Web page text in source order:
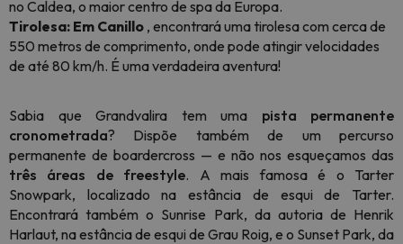
no Caldea, o maior centro de spa da Europa.
Tirolesa: Em Canillo , encontrará uma tirolesa com cerca de
550 metros de comprimento, onde pode atingir velocidades
de até 80 km/h. É uma verdadeira aventura!
Sabia que Grandvalira tem uma pista permanente
cronometrada? Dispõe também de um percurso
permanente de boardercross — e não nos esqueçamos das
três áreas de freestyle. A mais famosa é o Tarter
Snowpark, localizado na estância de esqui de Tarter.
Encontrará também o Sunrise Park, da autoria de Henrik
Harlaut, na estância de esqui de Grau Roig, e o Sunset Park, da